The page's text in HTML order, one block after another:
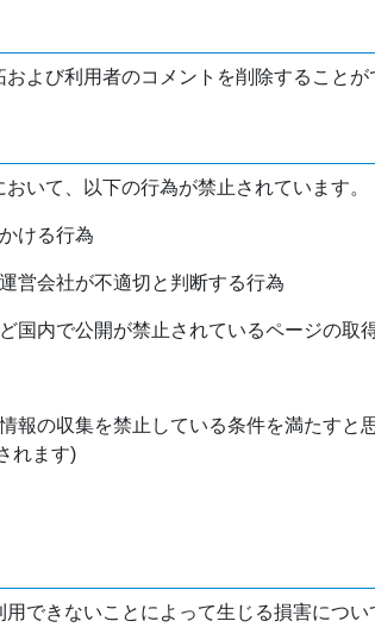
よび利用者のコメントを削除することが
いて、以下の行為が禁止されています。
ける行為
営会社が不適切と判断する行為
国内で公開が禁止されているページの取得
報の収集を禁止している条件を満たすと
れます)
用できないことによって生じる損害につ